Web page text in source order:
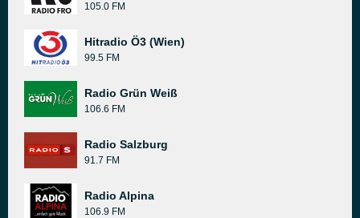
105.0 FM
Hitradio Ö3 (Wien)
99.5 FM
Radio Grün Weiß
106.6 FM
Radio Salzburg
91.7 FM
Radio Alpina
106.9 FM